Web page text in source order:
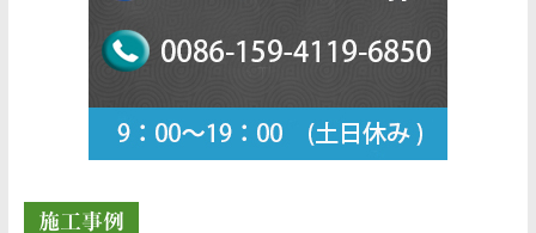
施工事例